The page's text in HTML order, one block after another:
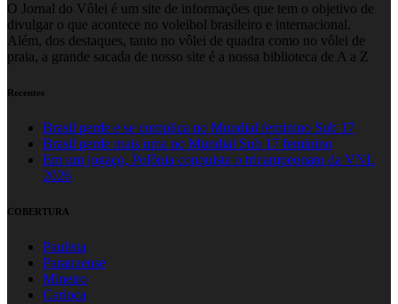
O Jornal do Vôlei é um site de informações que tem o objetivo de
divulgar o que acontece no voleibol brasileiro e internacional.
Além, dos destaques, tanto no vôlei de quadra como no vôlei de
praia, a grande sacada de nosso site é a nossa biblioteca de A a Z
Recentes
Brasil perde e se complica no Mundial feminino Sub 17
Brasil perde mais uma no Mundial Sub 17 feminino
Em um jogaço, Polônia conquista o tricampeonato da VNL
2026
COBERTURA
Paulista
Paranaense
Mineiro
Carioca